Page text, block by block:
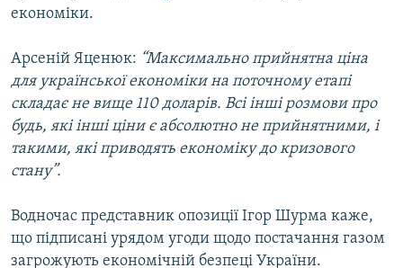
економіки.
Арсеній Яценюк: “Максимально прийнятна ціна
для української економіки на поточному етапі
складає не вище 110 доларів. Всі інші розмови про
будь, які інші ціни є абсолютно не прийнятними, і
такими, які приводять економіку до кризового
стану”.
Водночас представник опозиції Ігор Шурма каже,
що підписані урядом угоди щодо постачання газом
загрожують економічній безпеці України.